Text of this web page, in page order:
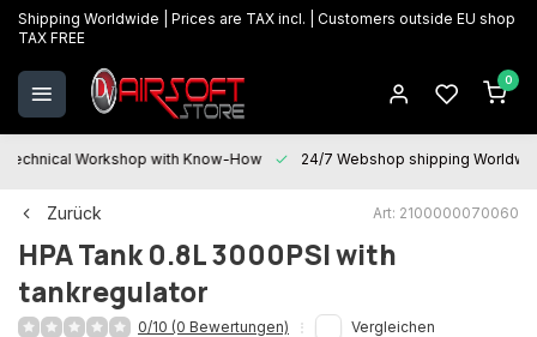
Shipping Worldwide | Prices are TAX incl. | Customers outside EU shop
TAX FREE
0
Technical Workshop with Know-How 24/7 Webshop shipping
Zurück Art: 2100000070060
HPA Tank 0.8L 3000PSI with
tankregulator
0/10 (0 Bewertungen) Vergleichen